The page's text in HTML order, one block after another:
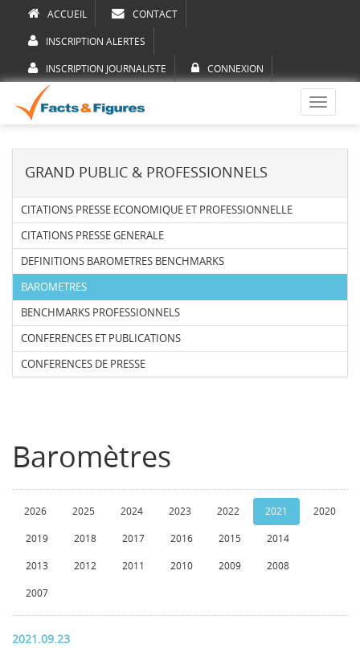
ACCUEIL CONTACT
INSCRIPTION ALERTES
INSCRIPTION JOURNALISTE CONNEXION
Toggle
GRAND PUBLIC & PROFESSIONNELS
CITATIONS PRESSE ECONOMIQUE ET PROFESSIONNELLE
CITATIONS PRESSE GENERALE
DEFINITIONS BAROMETRES BENCHMARKS
BAROMETRES
BENCHMARKS PROFESSIONNELS
CONFERENCES ET PUBLICATIONS
CONFERENCES DE PRESSE
Baromètres
2026 2025 2024 2023 2022 2021 2020
2019 2018 2017 2016 2015 2014
2013 2012 2011 2010 2009 2008
2007
2021.09.23